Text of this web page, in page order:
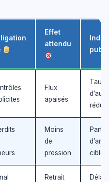
Effet
attendu
Flux
apaisés
Taux
réduit
Moins
de
pression
Part
Retrait
Délai